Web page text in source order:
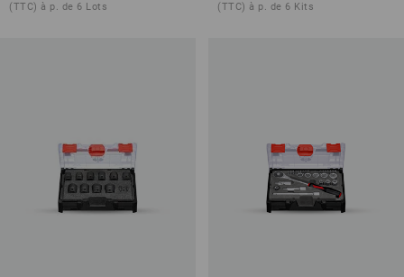
(TTC) à p. de 6 Lots (TTC) à p. de 6 Kits